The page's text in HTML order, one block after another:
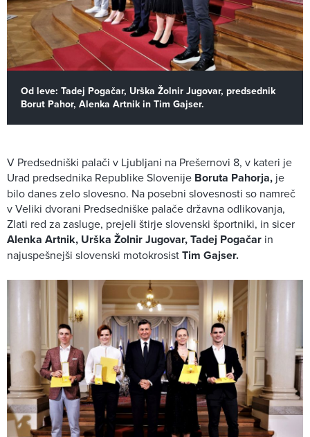
Od leve: Tadej Pogačar, Urška Žolnir Jugovar, predsednik
Borut Pahor, Alenka Artnik in Tim Gajser.
V Predsedniški palači v Ljubljani na Prešernovi 8, v kateri je
Urad predsednika Republike Slovenije Boruta Pahorja, je
bilo danes zelo slovesno. Na posebni slovesnosti so namreč
v Veliki dvorani Predsedniške palače državna odlikovanja,
Zlati red za zasluge, prejeli štirje slovenski športniki, in sicer
Alenka Artnik, Urška Žolnir Jugovar, Tadej Pogačar in
najuspešnejši slovenski motokrosistTim Gajser.